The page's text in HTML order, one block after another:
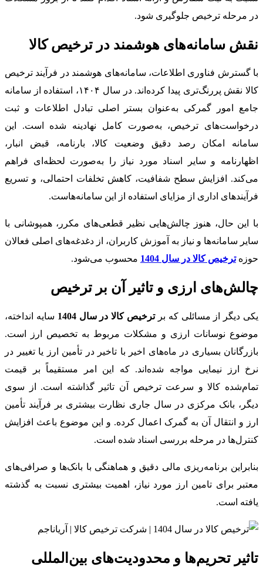
در مرحله ترخیص جلوگیری شود.
نقش سامانه‌های هوشمند در ترخیص کالا
با گسترش فناوری اطلاعات، سامانه‌های هوشمند در فرآیند ترخیص
کالا نقش پررنگ‌تری پیدا کرده‌اند. در سال ۱۴۰۴، استفاده از سامانه
جامع امور گمرکی به‌عنوان بستر اصلی تبادل اطلاعات و ثبت
درخواست‌های ترخیص، به‌صورت کامل نهادینه شده است. این
سامانه امکان رصد دقیق وضعیت کالا، بارنامه، قبض انبار،
اظهارنامه و سایر اسناد مورد نیاز را به‌صورت لحظه‌ای فراهم
می‌کند. افزایش سطح شفافیت، کاهش تخلفات احتمالی، و تسریع
فرآیندهای اداری از مزایای استفاده از این سامانه‌هاست.
با این حال، هنوز چالش‌هایی نظیر قطعی‌های مکرر، همپوشانی با
سایر سامانه‌ها و نیاز به آموزش کاربران، از دغدغه‌های اصلی فعالان
حوزهترخیص کالا در سال 1404 محسوب می‌شود.
چالش‌های ارزی و تاثیر آن بر ترخیص
یکی دیگر از مسائلی که بر ترخیص کالا در سال 1404
سایه انداخته،
موضوع نوسانات ارزی و مشکلات مربوط به تخصیص ارز است.
بازرگانان بسیاری در ماه‌های اخیر با تاخیر در تأمین ارز یا تغییر در
نرخ ارز نیمایی مواجه شده‌اند. که این امر مستقیماً بر قیمت
تمام‌شده کالا و سرعت ترخیص آن تاثیر گذاشته است. از سوی
دیگر، بانک مرکزی در سال جاری نظارت بیشتری بر فرآیند تأمین
ارز و انتقال آن به گمرک اعمال کرده. و این موضوع باعث افزایش
کنترل‌ها در مرحله بررسی اسناد شده است.
بنابراین برنامه‌ریزی مالی دقیق و هماهنگی با بانک‌ها و صرافی‌های
معتبر برای تامین ارز مورد نیاز، اهمیت بیشتری نسبت به گذشته
یافته است.
تاثیر تحریم‌ها و محدودیت‌های بین‌المللی